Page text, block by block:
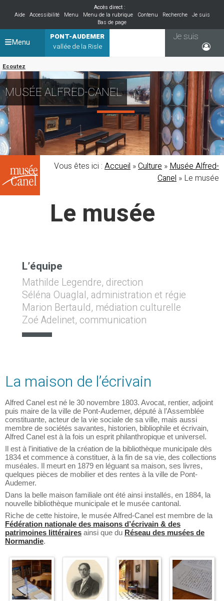
Accès direct :
Aide
Accessibilité Menu Menu de la rubrique Contenu Recherche
Je suis
Bas de page
PONT-AUDEMER
vallée de la Risle
Ecoutez
Je suis
Menu
MUSÉE ALFRED-CANEL
Vous êtes ici : Accueil »Culture »Musée Alfred-
Canel » Le musée
Le musée
L’équipe
Mathilde Legendre, direction
Séléna Ouaglal, administration et régie
Marion Bertauld, médiation culturelle
Zoé Adelinet, communication
La maison de l’écrivain
Alfred Canel est né le 30 novembre 1803. Avocat, rentier, adjoint
puis maire de la ville de Pont-Audemer, député à l’Assemblée
constituante, acteur de la vie sociale de sa ville, mais aussi
membre de sociétés savantes, historien, bibliophile et écrivain,
Alfred Canel est à la fois un esprit philanthropique et universel.
Il est à l’initiative de la création de la bibliothèque municipale dès
1834 et commence à constituer, à la fin de sa vie, des collections
muséales. Il meurt en 1879 en léguant sa maison, ses livres,
quelques pièces de mobilier et des rentes à la ville de Pont-
Audemer.
Dans la belle maison familiale ont été ainsi installés, en 1884, la
nouvelle bibliothèque municipale et le musée cantonal.
Riche de cette histoire, le musée Alfred-Canel est membre de la
Fédération nationale des maisons d’écrivain & des
patrimoines littéraires ainsi que du Réseau des musées de
Normandie.